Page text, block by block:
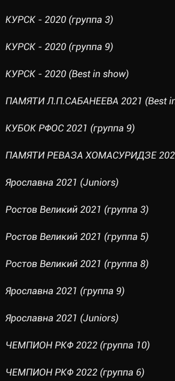
КУРСК - 2020 (группа 3)
КУРСК - 2020 (группа 9)
КУРСК - 2020 (Best in show)
ПАМЯТИ Л.П.САБАНЕЕВА 2021 (Best
КУБОК РФОС 2021 (группа 9)
ПАМЯТИ РЕВАЗА ХОМАСУРИДЗЕ
Ярославна 2021 (Juniors)
Ростов Великий 2021 (группа 3)
Ростов Великий 2021 (группа 5)
Ростов Великий 2021 (группа 8)
Ярославна 2021 (группа 9)
Ярославна 2021 (Juniors)
ЧЕМПИОН РКФ 2022 (группа 10)
ЧЕМПИОН РКФ 2022 (группа 6)